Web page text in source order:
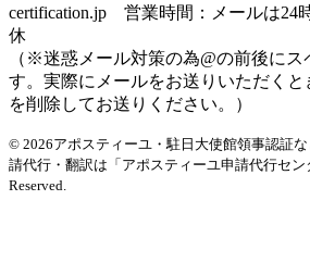
certification.jp 営業時間：メールは24
休
（※迷惑メール対策の為@の前後にス
す。実際にメールをお送りいただくと
を削除してお送りください。）
© 2026アポスティーユ・駐日大使館領事認証
請代行・翻訳は「アポスティーユ申請代行セン
Reserved.